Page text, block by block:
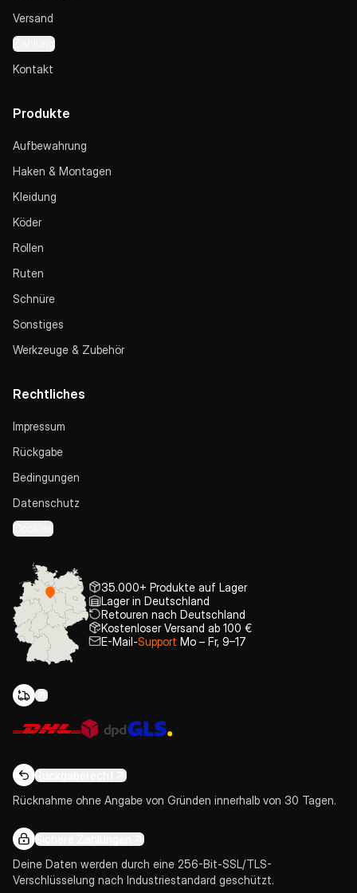
Versand
Zahlung
Kontakt
Produkte
Aufbewahrung
Haken & Montagen
Kleidung
Köder
Rollen
Ruten
Schnüre
Sonstiges
Werkzeuge & Zubehör
Rechtliches
Impressum
Rückgabe
Bedingungen
Datenschutz
Cookies
35.000+ Produkte auf Lager
Lager in Deutschland
Retouren nach Deutschland
Kostenloser Versand ab 100 €
E-Mail-Support Mo – Fr, 9–17
Rückgaberecht
Rücknahme ohne Angabe von Gründen innerhalb von 30 Tagen.
Sichere Zahlungen
Deine Daten werden durch eine 256-Bit-SSL/TLS-
Verschlüsselung nach Industriestandard geschützt.